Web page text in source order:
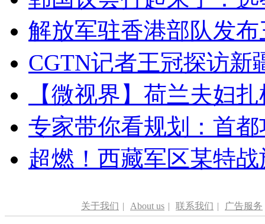
解放军驻香港部队发
CGTN记者王冠探访新
【微视界】荷兰夫妇
专家带你看规划：首
超燃！西藏军区某特
关于我们 | About us | 联系我们 | 广告服务